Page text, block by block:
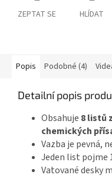
ZEPTAT SE HLÍDAT
Popis Podobné (4)
Detailní popis
Obsahuje 8 listů
chemických
Vazba je pevná,
Jeden list pojme
Vatované desky